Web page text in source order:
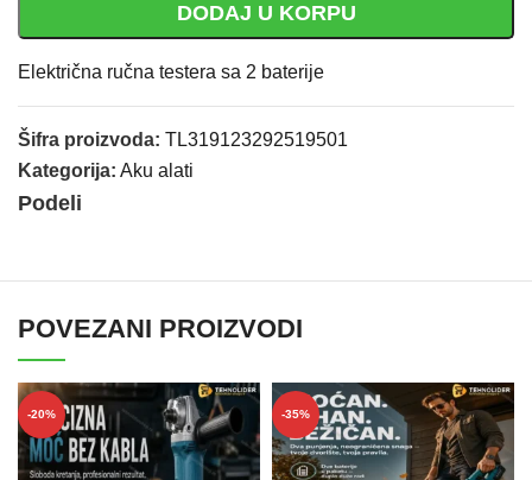
DODAJ U KORPU
Električna ručna testera sa 2 baterije
Šifra proizvoda: TL319123292519501
Kategorija: Aku alati
Podeli
POVEZANI PROIZVODI
-20% -35%